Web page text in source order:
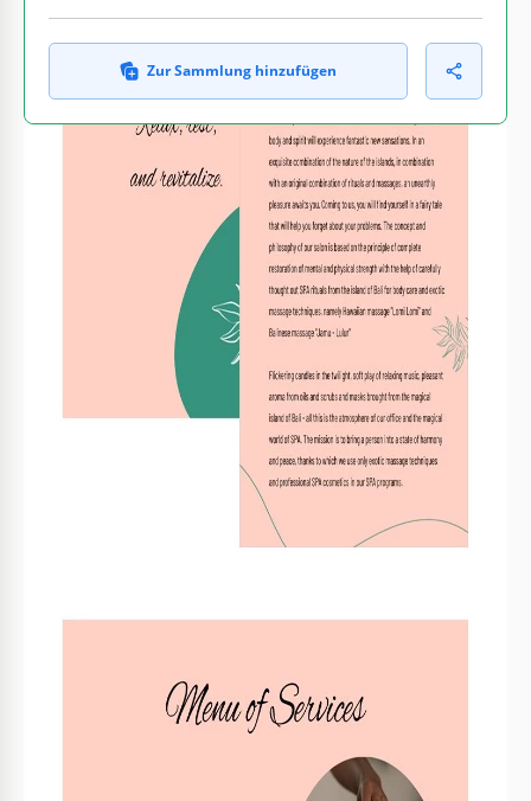
Zur Sammlung hinzufügen
Elegantes Design mit anpassbaren Abschnitten
Integriertes Preis- und Service-Layout
Hochwertige Bilder zur visuellen Attraktivität
Einsatzbereite Über-uns-Seite
BROCHÜREN & BROSCHÜREN TIPPS
Verwenden Sie hochauflösende Bilder für ein
professionelles Aussehen.
Passen Sie die Liste der Dienstleistungen an Ihr
3
um Kunden anzuziehen.